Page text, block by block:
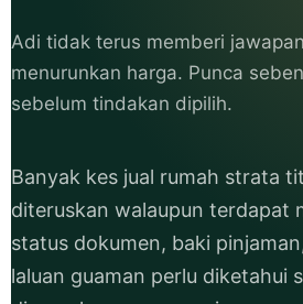
Adi tidak terus memberi
menurunkan harga. Punca
sebelum tindakan dipilih.
Banyak kes jual rumah strata
diteruskan walaupun terdapat
status dokumen, baki
laluan guaman perlu diketahui